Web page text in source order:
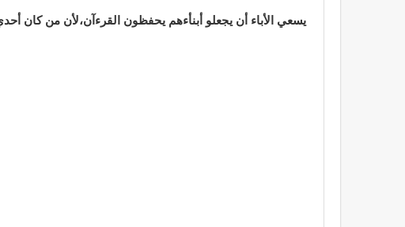
يسعي الأباء أن يجعلو أبنأءهم يحفظون القرءآن،لأن من كان